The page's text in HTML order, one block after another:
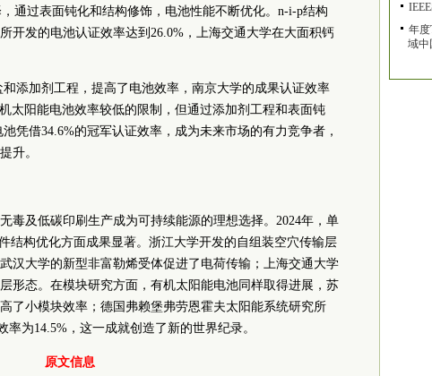
通过表面钝化和结构修饰，电池性能不断优化。n-i-p结构
开发的电池认证效率达到26.0%，上海交通大学在大面积钙
添加剂工程，提高了电池效率，南京大学的成果认证效率
太阳能电池效率较低的限制，但通过添加剂工程和表面钝
凭借34.6%的冠军认证效率，成为未来市场的有力竞争者，
升。
毒及低碳印刷生产成为可持续能源的理想选择。2024年，单
结构优化方面成果显著。浙江大学开发的自组装空穴传输层
汉大学的新型非富勒烯受体促进了电荷传输；上海交通大学
形态。在模块研究方面，有机太阳能电池同样取得进展，苏
了小模块效率；德国弗赖堡弗劳恩霍夫太阳能系统研究所
为14.5%，这一成就创造了新的世界纪录。
原文信息
年度
域中